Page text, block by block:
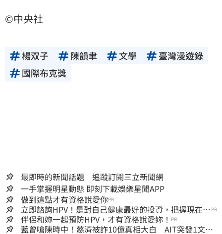
©中央社
楊双子 陳韻聿 文學
臺灣漫遊錄
國際布克獎
最即時的新聞話題 追蹤訂閱三立新聞網
一手掌握明星動態 即刻下載娛樂星聞APP
做到這點才有資格說愛你PR
立即諮詢HPV！是對自己健康最好的投資，把握現在不
嫌晚！
PR
伴侶和妳一起預防HPV，才有資格說愛妳！ PR
藍曾嗆陳時中！慈濟被詐10億真相大白 AIT突發1文酸